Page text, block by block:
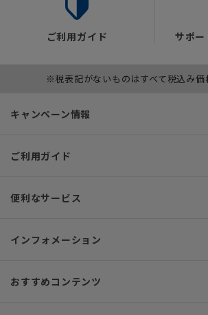
ご利用ガイド サポ
※税表記がないものはすべて税込み価
キャンペーン情報
ご利用ガイド
便利なサービス
インフォメーション
おすすめコンテンツ